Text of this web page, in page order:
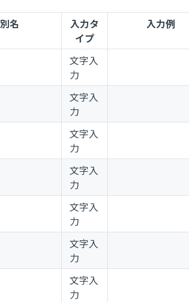
別名
入力タ
イプ
入力例
文字入
力
文字入
力
文字入
力
文字入
力
文字入
力
文字入
力
文字入
力